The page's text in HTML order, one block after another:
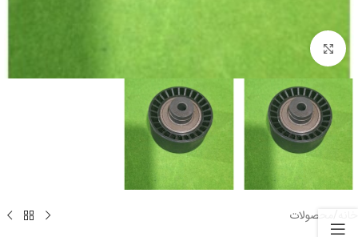
برای بزرگنمایی کلیک کنید
محصولات